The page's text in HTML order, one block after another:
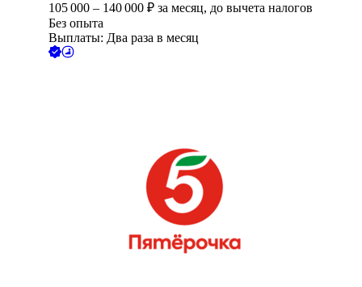
105 000 – 140 000 ₽ за месяц, до вычета налогов
Без опыта
Выплаты: Два раза в месяц